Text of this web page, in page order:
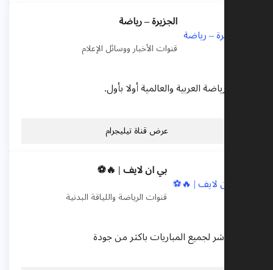
الجزيرة – رياضة
قنوات الأخبار ووسائل الإعلام
أخبار الرياضة العربية والعالمية أولا بأول.
عرض قناة تيليجرام
بي ان لايف | 🔥⚽️
قنوات الرياضة واللياقة البدنية
بث مباشر لجميع المباريات باكثر من جودة